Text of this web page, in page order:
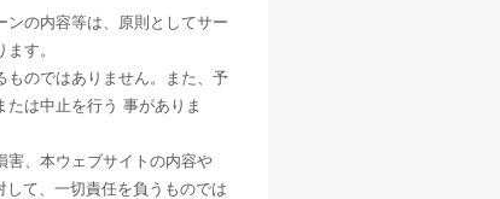
の内容等は、原則としてサー
す。
ものではありません。また、予
は中止を行う 事がありま
害、本ウェブサイトの内容や
て、一切責任を負うものでは